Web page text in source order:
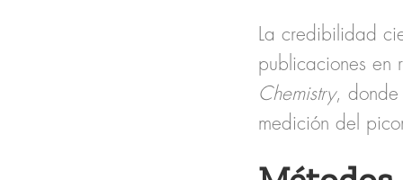
La credibilidad
publicaciones en
Chemistry, donde
medición del